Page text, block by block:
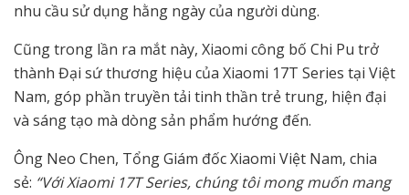
nhu cầu sử dụng hằng ngày của người dùng.
Cũng trong lần ra mắt này, Xiaomi công bố Chi Pu trở
thành Đại sứ thương hiệu của Xiaomi 17T Series tại Việt
Nam, góp phần truyền tải tinh thần trẻ trung, hiện đại
và sáng tạo mà dòng sản phẩm hướng đến.
Ông Neo Chen, Tổng Giám đốc Xiaomi Việt Nam, chia
sẻ: “Với Xiaomi 17T Series, chúng tôi mong muốn mang